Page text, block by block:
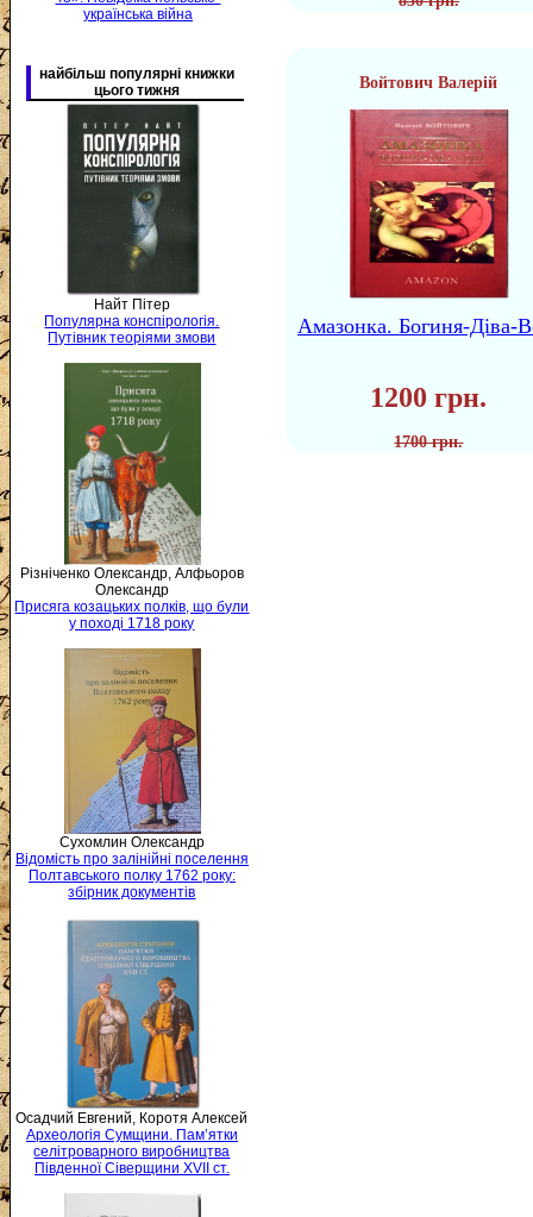
українська війна
найбільш популярні книжки
цього тижня
Найт Пітер
Популярна конспірологія.
Путівник теоріями змови
Різніченко Олександр, Алфьоров
Олександр
Присяга козацьких полків, що були
у поході 1718 року
Сухомлин Олександр
Відомість про залінійні поселення
Полтавського полку 1762 року:
збірник документів
Осадчий Евгений, Коротя Алексей
Археологія Сумщини. Пам’ятки
селітроварного виробництва
Південної Сіверщини XVII ст.
Войтович Валерій
Амазонка. Богиня-Діва-
1200 грн.
1700 грн.